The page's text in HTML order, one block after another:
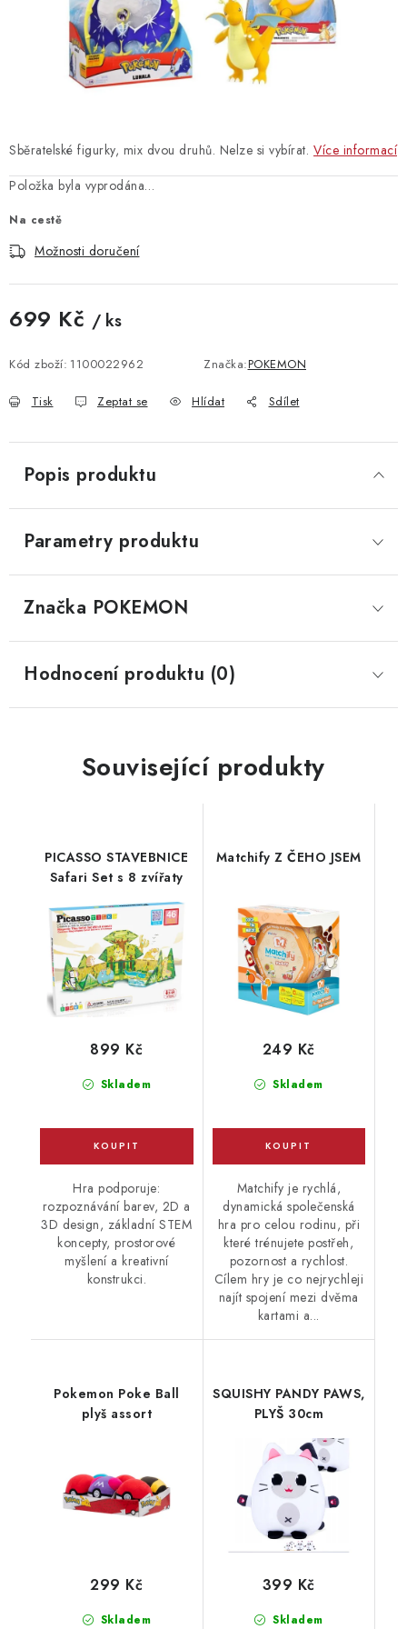
Vrácení zboží
Sběratelské figurky, mix dvou druhů. Nelze si vybírat. Více informací
Položka byla vyprodána…
Na cestě
Možnosti doručení
699 Kč / ks
Kód zboží: 1100022962 Značka:POKEMON
Tisk Zeptat se Hlídat Sdílet
Popis produktu
Parametry produktu
Značka POKEMON
Hodnocení produktu (0)
Související produkty
PICASSO STAVEBNICE
Safari Set s 8 zvířaty
Skladem
899 Kč
Hra podporuje:
rozpoznávání barev, 2D a
3D design, základní STEM
koncepty, prostorové
myšlení a kreativní
konstrukci.
Matchify Z ČEHO JSEM
Skladem
249 Kč
Matchify je rychlá,
dynamická společenská
hra pro celou rodinu, při
které trénujete postřeh,
pozornost a rychlost.
Cílem hry je co nejrychleji
najít spojení mezi dvěma
kartami a...
Pokemon Poke Ball
plyš assort
Skladem
299 Kč
SQUISHY PANDY PAWS,
PLYŠ 30cm
Skladem
399 Kč